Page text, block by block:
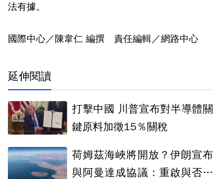
法有據。
國際中心／陳韋仁 編撰 責任編輯／網路中心
延伸閱讀
打擊中國 川普宣布對半導體關
鍵原料加徵15％關稅
荷姆茲海峽將開放？伊朗宣布
與阿曼達成協議：重啟與否取